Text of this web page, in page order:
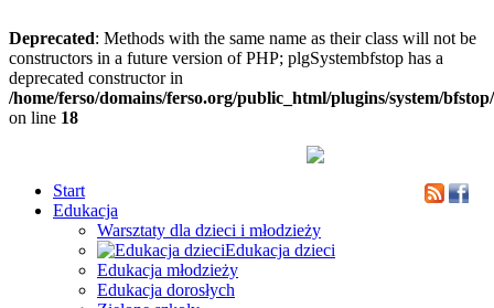
Deprecated: Methods with the same name as their class will not be
constructors in a future version of PHP; plgSystembfstop has a
deprecated constructor in
/home/ferso/domains/ferso.org/public_html/plugins/system/
on line 18
Start
Edukacja
Warsztaty dla dzieci i młodzieży
Edukacja dzieci
Edukacja młodzieży
Edukacja dorosłych